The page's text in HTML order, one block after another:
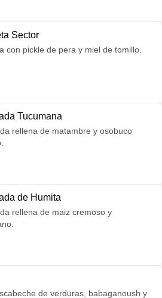
Sector
con pickle de pera y miel de tomillo.
Tucumana
rellena de matambre y osobuco
de Humita
rellena de maiz cremoso y
de verduras, babaganoush y